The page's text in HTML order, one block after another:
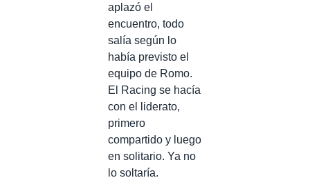
aplazó el
encuentro, todo
salía según lo
había previsto el
equipo de Romo.
El Racing se hacía
con el liderato,
primero
compartido y luego
en solitario. Ya no
lo soltaría.